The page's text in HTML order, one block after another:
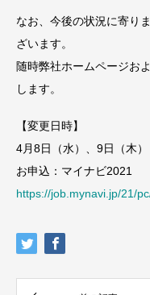
なお、今後の状況に寄り
ざいます。
随時弊社ホームページお
します。
【変更日時】
4月8日（水）、9日（木
お申込：マイナビ2021
https://job.mynavi.jp/21/